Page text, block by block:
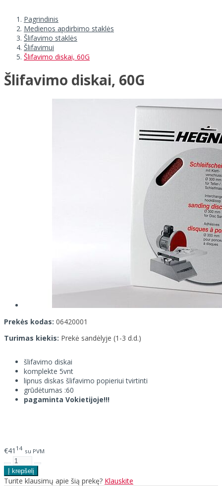
Pagrindinis
Medienos apdirbimo staklės
Šlifavimo staklės
Šlifavimui
Šlifavimo diskai, 60G
Šlifavimo diskai, 60G
Prekės kodas: 06420001
Turimas kiekis: Prekė sandėlyje (1-3 d.d.)
šlifavimo diskai
komplekte 5vnt
lipnus diskas šlifavimo popieriui tvirtinti
grūdėtumas :60
pagaminta Vokietijoje!!!
€41 14 su PVM
Turite klausimų apie šią prekę? Klauskite